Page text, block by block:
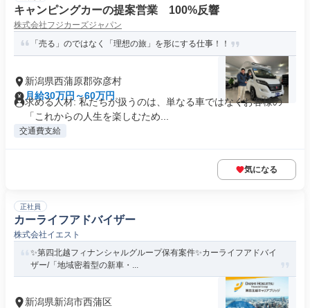
キャンピングカーの提案営業 100%反響
株式会社フジカーズジャパン
「売る」のではなく「理想の旅」を形にする仕事！！
新潟県西蒲原郡弥彦村
月給30万円～60万円
求める人材: 私たちが扱うのは、単なる車ではなくお客様の
「これからの人生を楽しむため...
交通費支給
気になる
正社員
カーライフアドバイザー
株式会社イエスト
✨️第四北越フィナンシャルグループ保有案件✨️カーライフアドバイ
ザー/「地域密着型の新車・...
新潟県新潟市西蒲区